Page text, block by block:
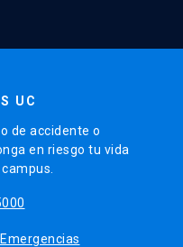
UC
de accidente o
en riesgo tu vida